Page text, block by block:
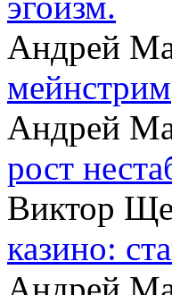
Андрей
мейнстрим
Андрей
рост
Виктор
казино: